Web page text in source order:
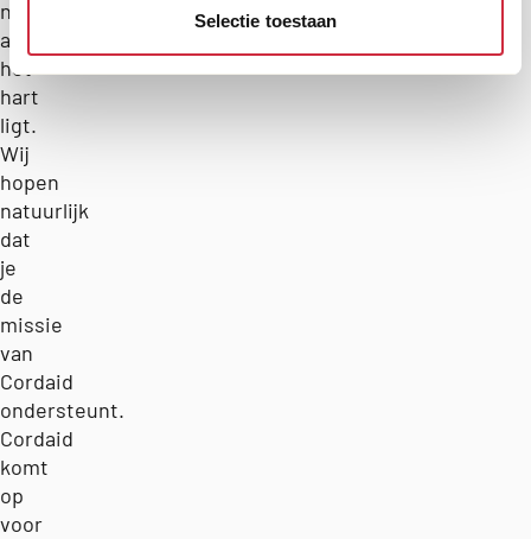
Selectie toestaan
na
aan
het
hart
ligt.
Wij
hopen
natuurlijk
dat
je
de
missie
van
Cordaid
ondersteunt.
Cordaid
komt
op
voor